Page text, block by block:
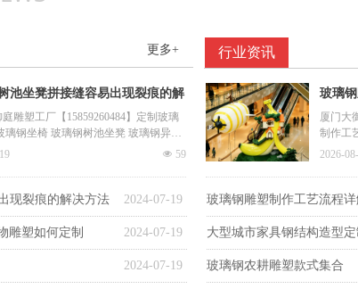
行业资讯
更多+
池坐凳拼接缝容易出现裂痕的解
雕塑工厂【15859260484】定制玻璃
璃钢坐椅 玻璃钢树池坐凳 玻璃钢异形
休闲坐椅 长条型坐凳等 欢迎咨询
넶 59
玻璃
美陈
厦门大
制作工
模、糊
2026-
2024-07-19
现裂痕的解决方法
2024-07-19
雕塑如何定制
2024-07-19
大型城市家具钢结构造型
玻璃钢农耕雕塑款式集合